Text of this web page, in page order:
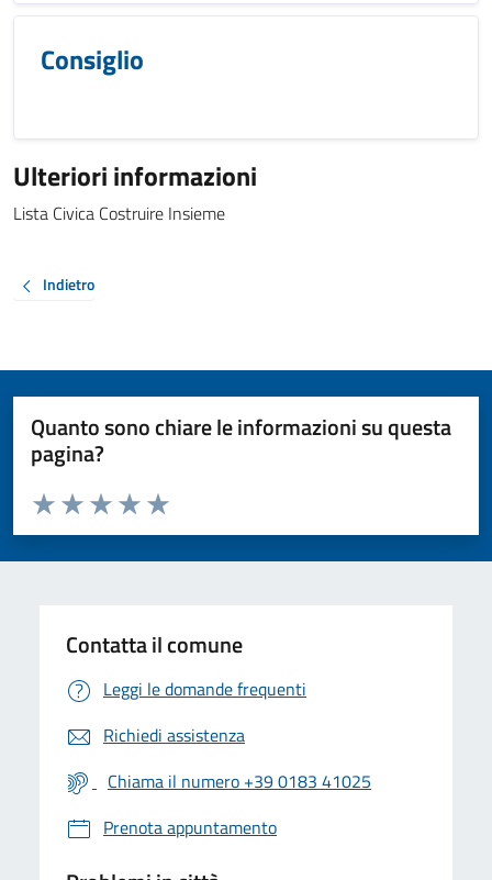
Consiglio
Ulteriori informazioni
Lista Civica Costruire Insieme
Indietro
Quanto sono chiare le informazioni su questa
pagina?
Valuta da 1 a 5 stelle la pagina
Valuta 5 stelle su 5
Valuta 4 stelle su 5
Valuta 3 stelle su 5
Valuta 2 stelle su 5
Valuta 1 stelle su 5
Contatta il comune
Leggi le domande frequenti
Richiedi assistenza
Chiama il numero +39 0183 41025
Prenota appuntamento